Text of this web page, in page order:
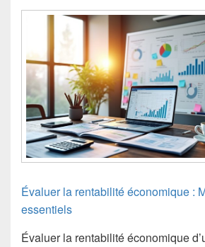
Évaluer la rentabilité économique :
essentiels
Évaluer la rentabilité économique